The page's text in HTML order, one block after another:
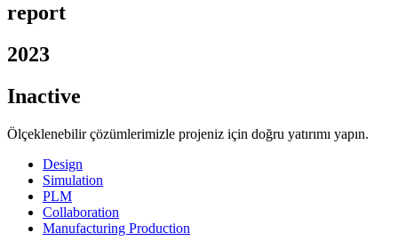
report
2023
Inactive
Ölçeklenebilir çözümlerimizle projeniz için doğru yatırımı yapın.
Design
Simulation
PLM
Collaboration
Manufacturing Production